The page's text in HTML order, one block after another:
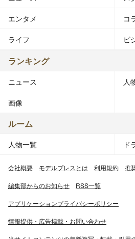
エンタメ コ
ライフ ビ
ランキング
ニュース 人
画像
ルーム
人物一覧 ド
会社概要 モデルプレスとは 利用規約 推
編集部からのお知らせ RSS一覧
アプリケーションプライバシーポリシー
情報提供・広告掲載・お問い合わせ